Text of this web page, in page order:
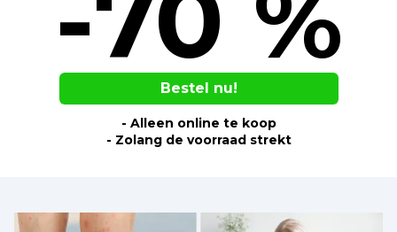
Bestel nu!
- Alleen online te koop
- Zolang de voorraad strekt